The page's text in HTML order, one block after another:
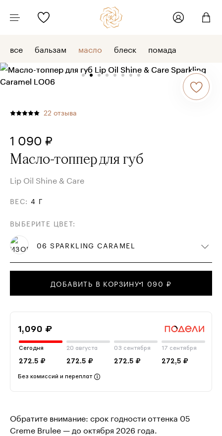
все бальзам масло блеск помада
22 отзыва
1 090 ₽
Масло-топпер для губ
Lip Oil Shine & Care
ВЕС:4 Г
ВЫБЕРИТЕ ЦВЕТ:
06 SPARKLING CARAMEL
ДОБАВИТЬ В КОРЗИНУ1 090 ₽
1,090 ₽
Сегодня
272.5 ₽
20 августа
272.5 ₽
03 сентября
272.5 ₽
17 сентября
272,5 ₽
Без комиссий и переплат
Обратите внимание: срок годности оттенка 05
Creme Brulee — до октября 2026 года.